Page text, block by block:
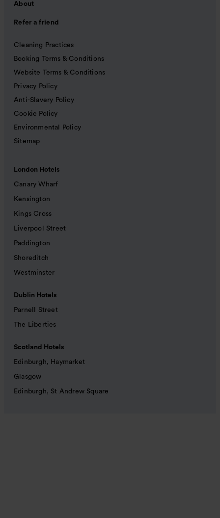
About
Refer a friend
Cleaning Practices
Booking Terms & Conditions
Website Terms & Conditions
Privacy Policy
Anti-Slavery Policy
Cookie Policy
Environmental Policy
Sitemap
London Hotels
Canary Wharf
Kensington
Kings Cross
Liverpool Street
Paddington
Shoreditch
Westminster
Dublin Hotels
Parnell Street
The Liberties
Scotland Hotels
Edinburgh, Haymarket
Glasgow
Edinburgh, St Andrew Square